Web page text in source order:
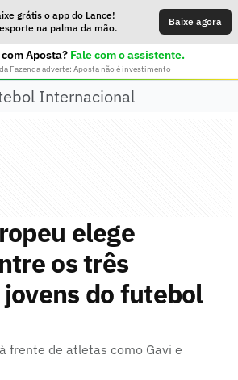
grátis o app do Lance!
na palma da mão.
Baixe agora
Aposta? Fale com o assistente.
Fazenda adverte: Aposta não é investimento
Internacional
elege
os três
do futebol
frente de atletas como Gavi e